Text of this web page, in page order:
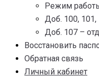
Режим
Доб. 100,
Доб. 107 –
Восстановить
Обратная связь
Личный кабинет